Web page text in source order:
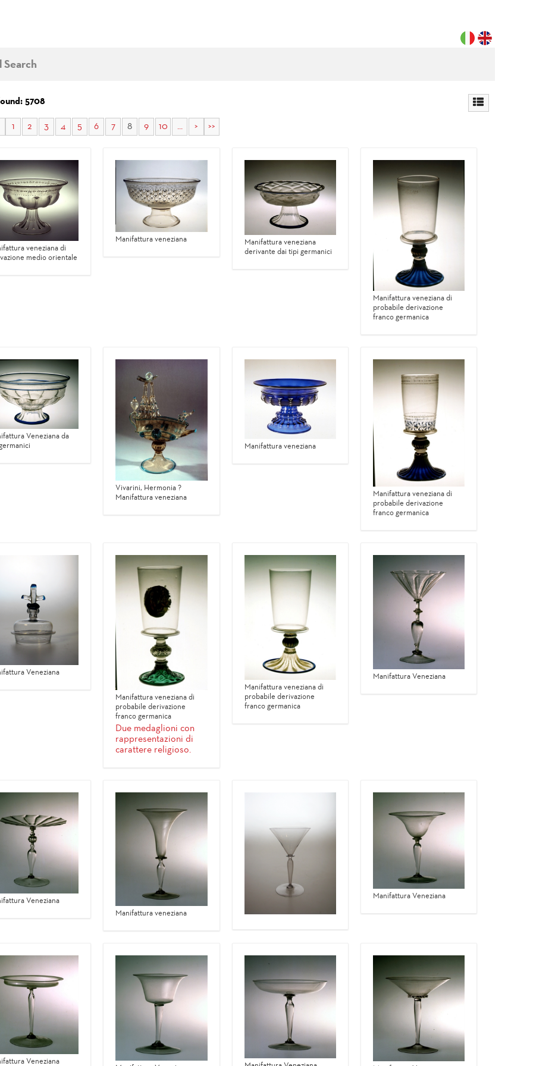
Search
5708
1 2 3 4 5 6 7 8 9 10 ... > >>
veneziana di
medio orientale
Manifattura veneziana
Manifattura veneziana
derivante dai tipi germanici
Manifattura veneziana di
probabile derivazione
franco germanica
Veneziana da
Vivarini, Hermonia ?
Manifattura veneziana
Manifattura veneziana
Manifattura veneziana di
probabile derivazione
franco germanica
Veneziana
Manifattura veneziana di
probabile derivazione
franco germanica
Due medaglioni con
rappresentazioni di
carattere religioso.
Manifattura veneziana di
probabile derivazione
franco germanica
Manifattura Veneziana
Veneziana
Manifattura veneziana
Manifattura Veneziana
Veneziana